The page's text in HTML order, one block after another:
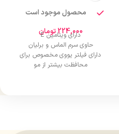
محصول موجود است
224,000تومان
دارای ویتامین E
حاوی سرم الماس و برلیان
دارای فیلتر یووی مخصوص برای
محافظت بیشتر از مو